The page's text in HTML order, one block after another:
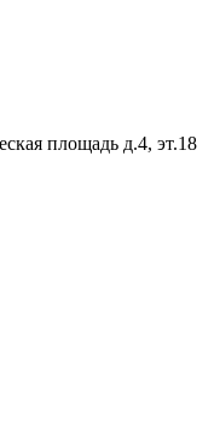
площадь д.4, эт.18